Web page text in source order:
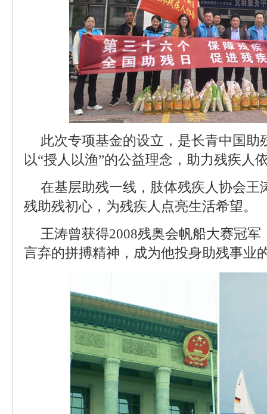
此次专项基金的设立，是长青中国助
以“授人以渔”的公益理念，助力残疾人
在基层助残一线，肢体残疾人协会王
残助残初心，为残疾人点亮生活希望。
王涛曾获得2008残奥会帆船大赛冠
言弃的拼搏精神，成为他投身助残事业